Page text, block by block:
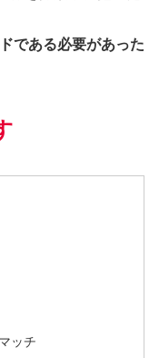
である必要があった
ッチ